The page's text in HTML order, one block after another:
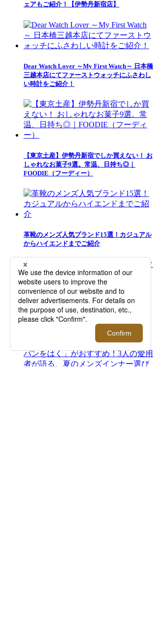
ェアもご紹介！【伊勢丹新宿店】
Dear Watch Lover ～My First Watch～ 日本橋
三越本店にてファーストウォッチにふさわし
い時計をご紹介！
【東京土産】伊勢丹新宿でしか買えない！ お
しゃれなお菓子9選。常温、日持ち◎｜
FOODIE（フーディー）
革靴のメンズ人気ブランド15選！カジュアル
からハイエンドまでご紹介
＜999.9/フォーナインズ＞夏のスタイリング
を彩るサングラスの数々が集結！【伊勢丹新
宿店】